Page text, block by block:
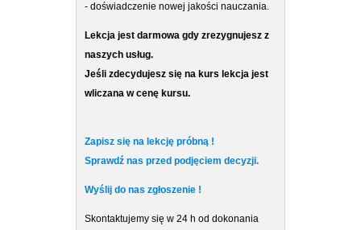
- doświadczenie nowej jakości nauczania.
Lekcja jest darmowa gdy zrezygnujesz z
naszych usług.
Jeśli zdecydujesz się na kurs lekcja jest
wliczana w cenę kursu.
Zapisz się na lekcję próbną !
Sprawdź nas przed podjęciem decyzji.
Wyślij do nas zgłoszenie !
Skontaktujemy się w 24 h od dokonania